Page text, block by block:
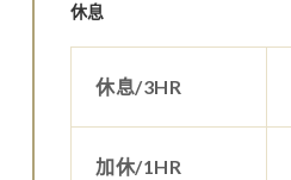
休息
休息/3HR
加休/1HR